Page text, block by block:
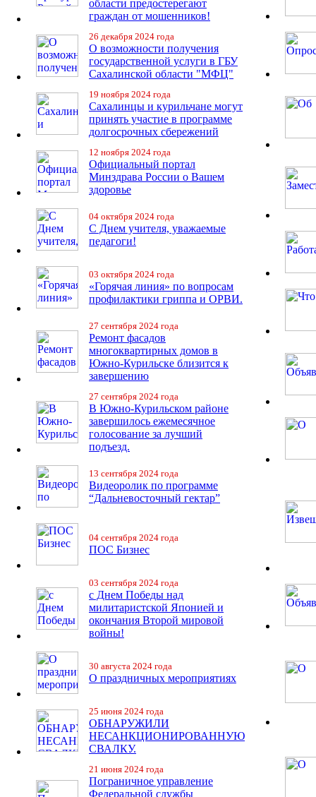
области предостерегают
граждан от мошенников!
26 декабря 2024 года
О возможности получения
государственной услуги в ГБУ
Сахалинской области "МФЦ"
19 ноября 2024 года
Сахалинцы и курильчане могут
принять участие в программе
долгосрочных сбережений
12 ноября 2024 года
Официальный портал
Минздрава России о Вашем
здоровье
04 октября 2024 года
С Днем учителя, уважаемые
педагоги!
03 октября 2024 года
«Горячая линия» по вопросам
профилактики гриппа и ОРВИ.
27 сентября 2024 года
Ремонт фасадов
многоквартирных домов в
Южно-Курильске близится к
завершению
27 сентября 2024 года
В Южно-Курильском районе
завершилось ежемесячное
голосование за лучший
подъезд.
13 сентября 2024 года
Видеоролик по программе
“Дальневосточный гектар”
04 сентября 2024 года
ПОС Бизнес
03 сентября 2024 года
с Днем Победы над
милитаристской Японией и
окончания Второй мировой
войны!
30 августа 2024 года
О праздничных мероприятиях
25 июня 2024 года
ОБНАРУЖИЛИ
НЕСАНКЦИОНИРОВАННУЮ
СВАЛКУ.
21 июня 2024 года
Пограничное управление
Федеральной службы